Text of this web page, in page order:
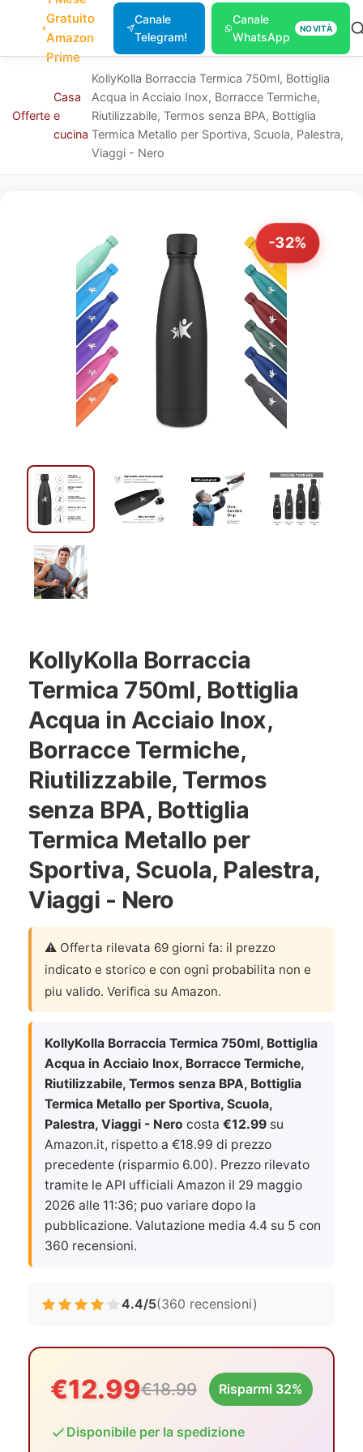
Gratuito
Amazon
Prime
Canale
Telegram!
Canale
WhatsApp
NOVITÀ
Offerte
Casa
e
cucina
KollyKolla Borraccia Termica 750ml, Bottiglia
Acqua in Acciaio Inox, Borracce Termiche,
Riutilizzabile, Termos senza BPA, Bottiglia
Termica Metallo per Sportiva, Scuola, Palestra,
Viaggi - Nero
-32%
KollyKolla Borraccia
Termica 750ml, Bottiglia
Acqua in Acciaio Inox,
Borracce Termiche,
Riutilizzabile, Termos
senza BPA, Bottiglia
Termica Metallo per
Sportiva, Scuola, Palestra,
Viaggi - Nero
⚠️ Offerta rilevata 69 giorni fa: il prezzo
indicato e storico e con ogni probabilita non e
piu valido. Verifica su Amazon.
KollyKolla Borraccia Termica 750ml, Bottiglia
Acqua in Acciaio Inox, Borracce Termiche,
Riutilizzabile, Termos senza BPA, Bottiglia
Termica Metallo per Sportiva, Scuola,
Palestra, Viaggi - Nero costa €12.99 su
Amazon.it, rispetto a €18.99 di prezzo
precedente (risparmio 6.00). Prezzo rilevato
tramite le API ufficiali Amazon il 29 maggio
2026 alle 11:36; puo variare dopo la
pubblicazione. Valutazione media 4.4 su 5 con
360 recensioni.
4.4/5(360 recensioni)
€12.99€18.99 Risparmi 32%
Disponibile per la spedizione